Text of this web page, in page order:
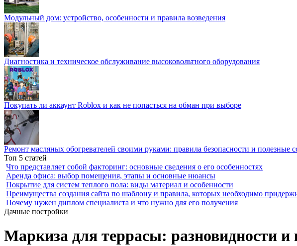
Модульный дом: устройство, особенности и правила возведения
Диагностика и техническое обслуживание высоковольтного оборудования
Покупать ли аккаунт Roblox и как не попасться на обман при выборе
Ремонт масляных обогревателей своими руками: правила безопасности и полезные
Топ 5 статей
Что представляет собой факторинг: основные сведения о его особенностях
Аренда офиса: выбор помещения, этапы и основные нюансы
Покрытие для систем теплого пола: виды материал и особенности
Преимущества создания сайта по шаблону и правила, которых необходимо
Почему нужен диплом специалиста и что нужно для его получения
Дачные постройки
Маркиза для террасы: разновидности